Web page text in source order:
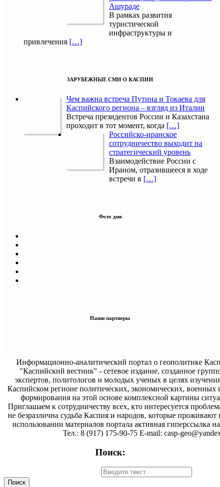
Ашураде
В рамках развития
туристической
инфраструктуры и
привлечения […]
ЗАРУБЕЖНЫЕ СМИ О КАСПИИ
Чем важна встреча Путина и Токаева для
Каспийского региона – взгляд из Италии
Встреча президентов России и Казахстана
проходит в тот момент, когда […]
Российско-иранское
сотрудничество выходит на
стратегический уровень
Взаимодействие России с
Ираном, отразившееся в ходе
встречи в […]
Фото дня
Наши партнеры
Информационно-аналитический портал о геополитике
"Каспийский вестник" - сетевое издание, созданное
экспертов, политологов и молодых ученых в целях
Каспийском регионе политических, экономических, военных
формирования на этой основе комплексной картины
Приглашаем к сотрудничеству всех, кто интересуется
не безразлична судьба Каспия и народов, которые проживают
использовании материалов портала активная гиперссылка на
Тел.: 8 (917) 175-90-75 E-mail: casp-
Поиск: